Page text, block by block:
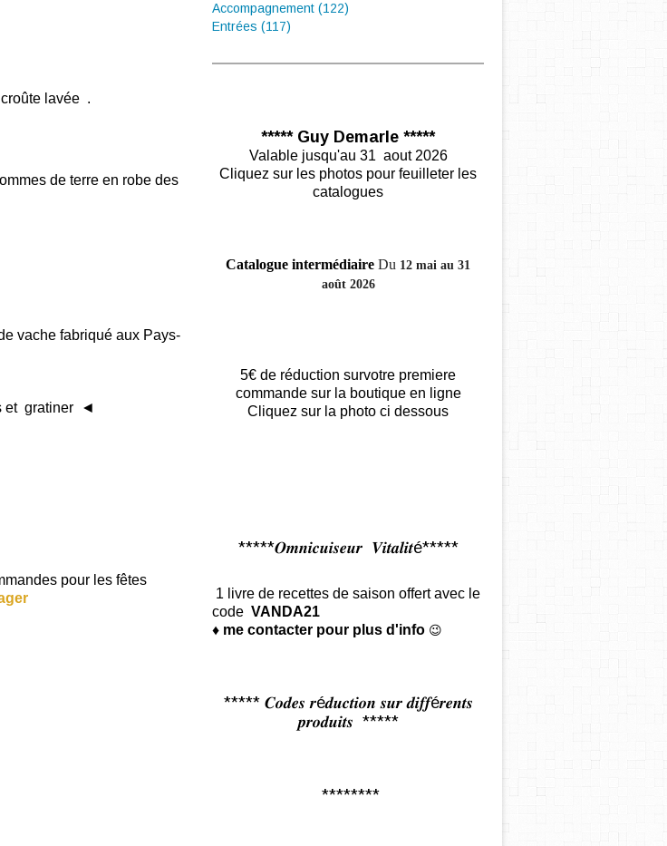
lavée .
de terre en robe des
vache fabriqué aux Pays-
et gratiner ◄
pour les fêtes
Accompagnement (122)
Entrées (117)
***** Guy Demarle *****
Valable jusqu'au 31 aout 2026
Cliquez sur les photos pour feuilleter les
catalogues
Catalogue intermédiaire Du 12 mai au 31
août 2026
5€ de réduction survotre premiere
commande sur la boutique en ligne
Cliquez sur la photo ci dessous
*****𝑶𝒎𝒏𝒊𝒄𝒖𝒊𝒔𝒆𝒖𝒓 𝑽𝒊𝒕𝒂𝒍𝒊𝒕é*****
1 livre de recettes de saison offertavec le
code VANDA21
♦ me contacter pour plus d'info 😉
***** 𝑪𝒐𝒅𝒆𝒔 𝒓é𝒅𝒖𝒄𝒕𝒊𝒐𝒏 𝒔𝒖𝒓 𝒅𝒊𝒇𝒇é𝒓𝒆𝒏𝒕𝒔
𝒑𝒓𝒐𝒅𝒖𝒊𝒕𝒔 *****
********